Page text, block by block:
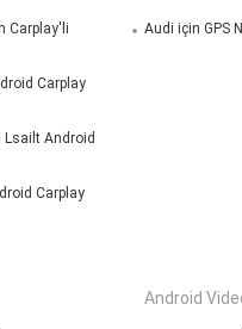
Carplay'li
Carplay
Lsailt Android
Carplay
Audi için GPS
Android